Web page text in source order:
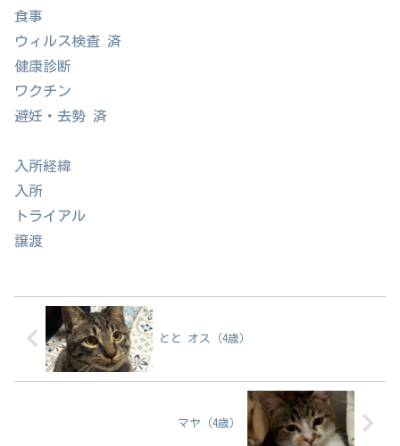
食事
ウィルス検査 済
健康診断
ワクチン
避妊・去勢 済
入所経緯
入所
トライアル
譲渡
とと オス（4歳）
マヤ（4歳）